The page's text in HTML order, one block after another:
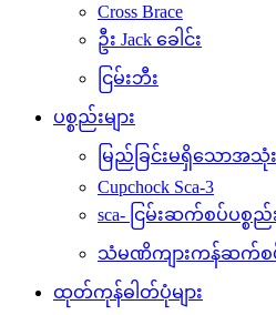
Cross Brace
ဦး Jack ခေါင်း
ငြမ်းဘီး
ပစ္စည်းများ
မြည်ခြင်းမရှိသောအသုံ
Cupchock Sca-3
sca- ငြမ်းဆက်စပ်ပစ္စည်း
သံမဏိကျားကန်ဆက်စပ်ပ
ထုတ်ကုန်ဓါတ်ပုံများ